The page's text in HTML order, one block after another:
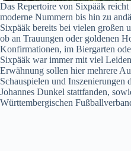
Das Repertoire von Sixpääk
moderne Nummern bis hin zu
Sixpääk bereits bei vielen großen
ob an Trauungen oder goldenen
Konfirmationen, im Biergarten
Sixpääk war immer mit viel
Erwähnung sollen hier mehrere
Schauspielen und Inszenierungen
Johannes Dunkel stattfanden,
Württembergischen